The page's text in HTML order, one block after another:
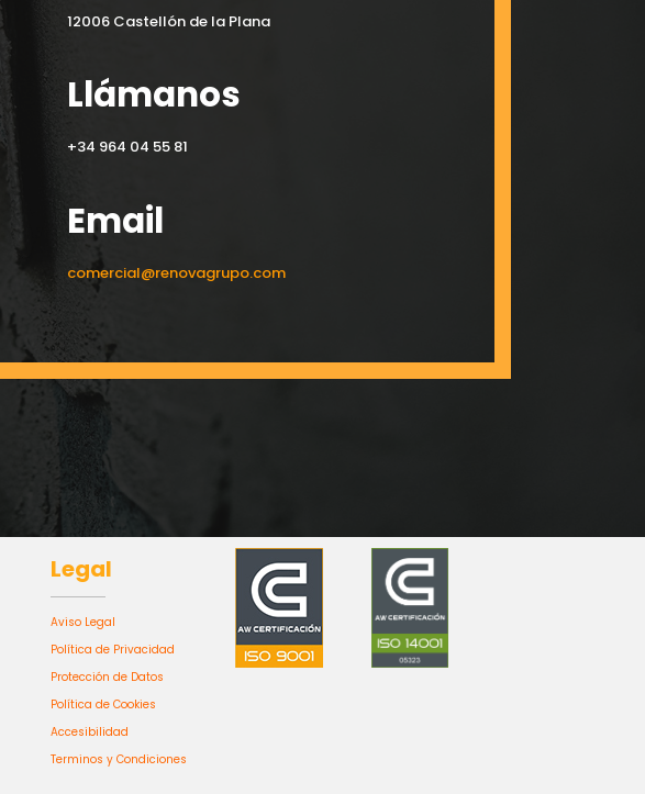
12006 Castellón de la Plana
Llámanos
+34 964 04 55 81
Email
comercial@renovagrupo.com
Legal
Aviso Legal
Política de Privacidad
Protección de Datos
Política de Cookies
Accesibilidad
Terminos y Condiciones